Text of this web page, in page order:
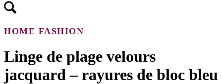
HOME FASHION
Linge de plage velours
jacquard – rayures de bloc bleu